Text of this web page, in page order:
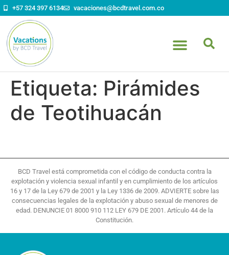
contenido
+57 324 397 6134 vacaciones@bcdtravel.com.co
Etiqueta: Pirámides
de Teotihuacán
BCD Travel está comprometida con el código de conducta contra la
explotación y violencia sexual infantil y en cumplimiento de los artículos
16 y 17 de la Ley 679 de 2001 y la Ley 1336 de 2009. ADVIERTE sobre las
consecuencias legales de la explotación y abuso sexual de menores de
edad. DENUNCIE 01 8000 910 112 LEY 679 DE 2001. Artículo 44 de la
Constitución.